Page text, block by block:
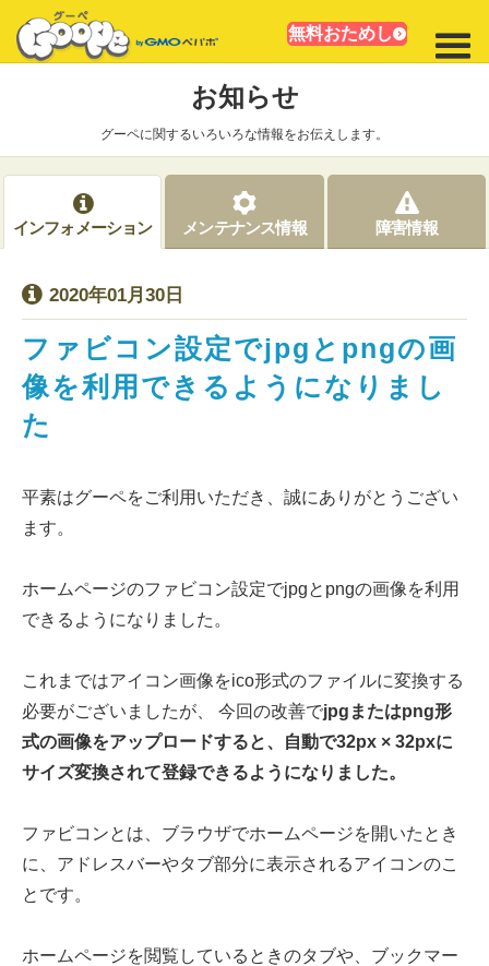
無料おためし
お知らせ
グーペに関するいろいろな情報をお伝えします。
インフォメーション メンテナンス情報 障害情報
2020年01月30日
ファビコン設定でjpgとpngの画
像を利用できるようになりまし
た
平素はグーペをご利用いただき、誠にありがとうござい
ます。
ホームページのファビコン設定でjpgとpngの画像を利用
できるようになりました。
これまではアイコン画像をico形式のファイルに変換する
必要がございましたが、 今回の改善でjpgまたはpng形
式の画像をアップロードすると、自動で32px × 32pxに
サイズ変換されて登録できるようになりました。
ファビコンとは、ブラウザでホームページを開いたとき
に、アドレスバーやタブ部分に表示されるアイコンのこ
とです。
ホームページを閲覧しているときのタブや、ブックマー